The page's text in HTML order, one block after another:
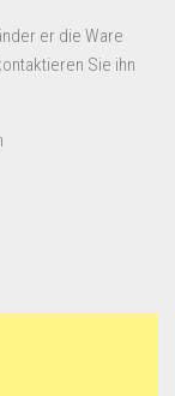
er die Ware
Sie ihn